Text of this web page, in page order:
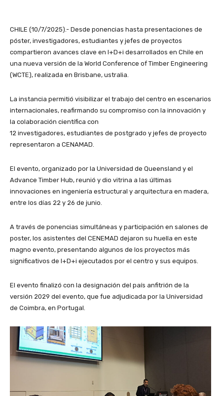
CHILE (10/7/2025).- Desde ponencias hasta presentaciones de
póster, investigadores, estudiantes y jefes de proyectos
compartieron avances clave en I+D+i desarrollados en Chile en
una nueva versión de la World Conference of Timber Engineering
(WCTE), realizada en Brisbane, ustralia.
La instancia permitió visibilizar el trabajo del centro en escenarios
internacionales, reafirmando su compromiso con la innovación y
la colaboración científica con
12 investigadores, estudiantes de postgrado y jefes de proyecto
representaron a CENAMAD.
El evento, organizado por la Universidad de Queensland y el
Advance Timber Hub, reunió y dio vitrina a las últimas
innovaciones en ingeniería estructural y arquitectura en madera,
entre los días 22 y 26 de junio.
A través de ponencias simultáneas y participación en salones de
poster, los asistentes del CENEMAD dejaron su huella en este
magno evento, presentando algunos de los proyectos más
significativos de I+D+i ejecutados por el centro y sus equipos.
El evento finalizó con la designación del país anfitrión de la
versión 2029 del evento, que fue adjudicada por la Universidad
de Coimbra, en Portugal.